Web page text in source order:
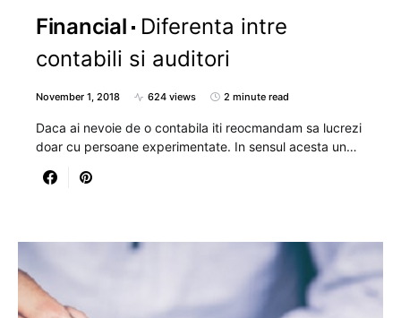
Financial
Diferenta intre
contabili si auditori
November 1, 2018 624 views 2 minute read
Daca ai nevoie de o contabila iti reocmandam sa lucrezi
doar cu persoane experimentate. In sensul acesta un…